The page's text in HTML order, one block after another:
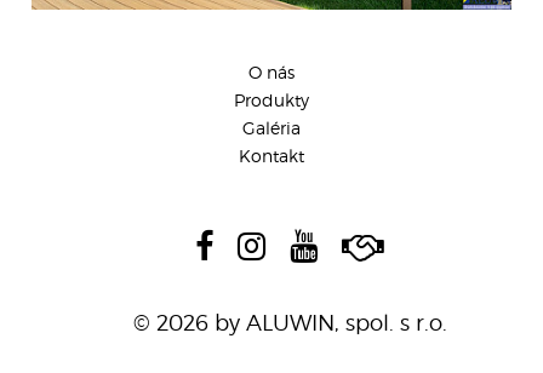
O nás
Produkty
Galéria
Kontakt
© 2026 by ALUWIN, spol. s r.o.